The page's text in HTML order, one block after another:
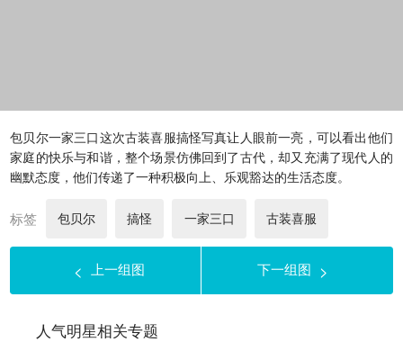
包贝尔一家三口这次古装喜服搞怪写真让人眼前一亮，可以看出他们
家庭的快乐与和谐，整个场景仿佛回到了古代，却又充满了现代人的
幽默态度，他们传递了一种积极向上、乐观豁达的生活态度。
标签 包贝尔 搞怪 一家三口 古装喜服
< 上一组图 下一组图 >
人气明星相关专题